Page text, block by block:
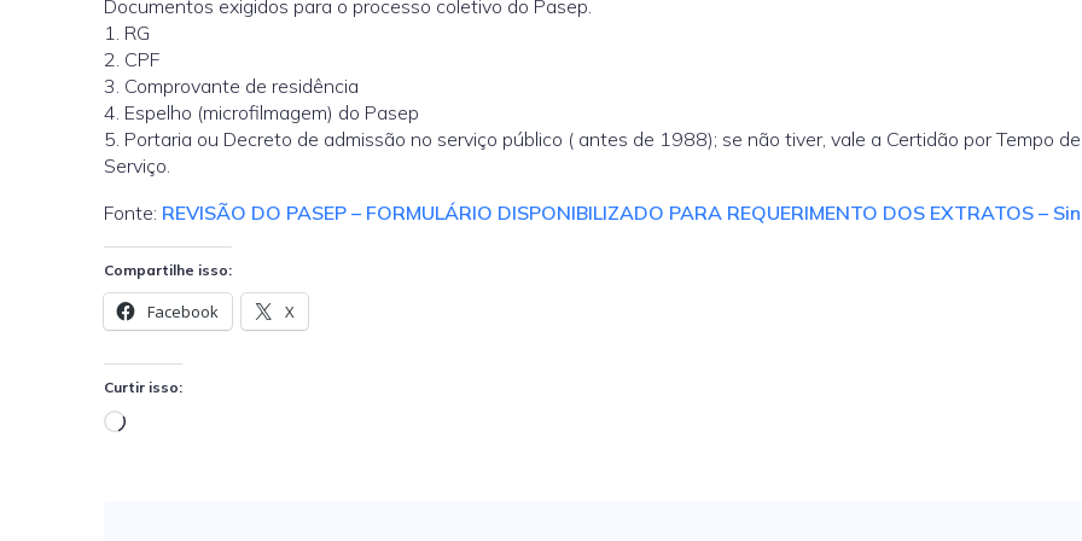
Documentos exigidos para o processo coletivo do Pasep.
1. RG
2. CPF
3. Comprovante de residência
4. Espelho (microfilmagem) do Pasep
5. Portaria ou Decreto de admissão no serviço público ( antes de 1988); se não tiver, vale a Certidão por Tempo de
Serviço.
Fonte: REVISÃO DO PASEP – FORMULÁRIO DISPONIBILIZADO PARA REQUERIMENTO DOS EXTRATOS –
Compartilhe isso:
Facebook X
Curtir isso:
Carregando...